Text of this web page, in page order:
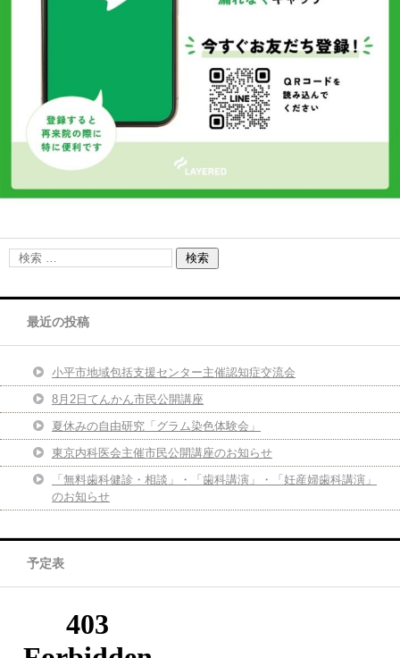
最近の投稿
小平市地域包括支援センター主催認知症交流会
8月2日てんかん市民公開講座
夏休みの自由研究「グラム染色体験会」
東京内科医会主催市民公開講座のお知らせ
「無料歯科健診・相談」・「歯科講演」・「妊産婦歯科講演」
のお知らせ
予定表